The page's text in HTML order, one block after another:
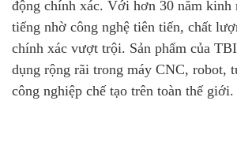
động chính xác. Với hơn 30 năm
tiếng nhờ công nghệ tiên tiến, chất
chính xác vượt trội. Sản phẩm của
dụng rộng rãi trong máy CNC, robot,
công nghiệp chế tạo trên toàn thế giới.